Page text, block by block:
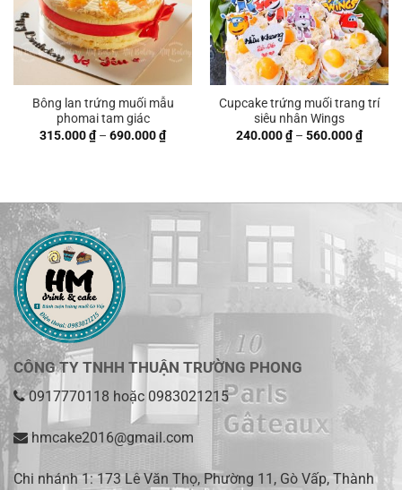
Bông lan trứng muối mẫu
phomai tam giác
315.000₫ – 690.000₫Khoảng
giá:
Cupcake trứng muối trang trí
siêu nhân Wings
240.000₫ – 560.000₫
giá:
CÔNG TY TNHH THUẬN TRƯỜNG PHONG
0917770118 hoặc 0983021215
hmcake2016@gmail.com
Chi nhánh 1:173 Lê Văn Thọ, Phường 11, Gò Vấp, Thành